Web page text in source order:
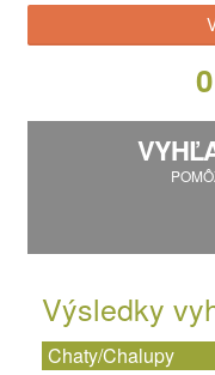
0
Výsledky
Chaty/Chalupy